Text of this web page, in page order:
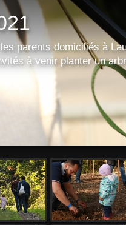
parents domiciliés à
à venir planter un